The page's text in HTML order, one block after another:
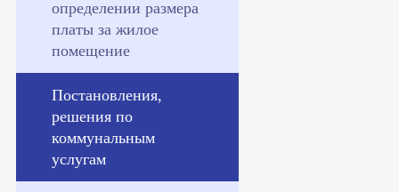
определении размера
платы за жилое
помещение
Постановления,
решения по
коммунальным
услугам